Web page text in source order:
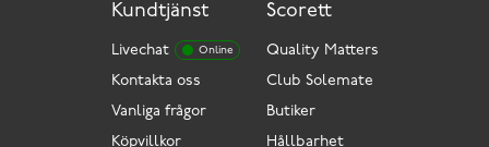
Kundtjänst
Livechat Online
Kontakta oss
Vanliga frågor
Köpvillkor
Scorett
Quality Matters
Club Solemate
Butiker
Hållbarhet